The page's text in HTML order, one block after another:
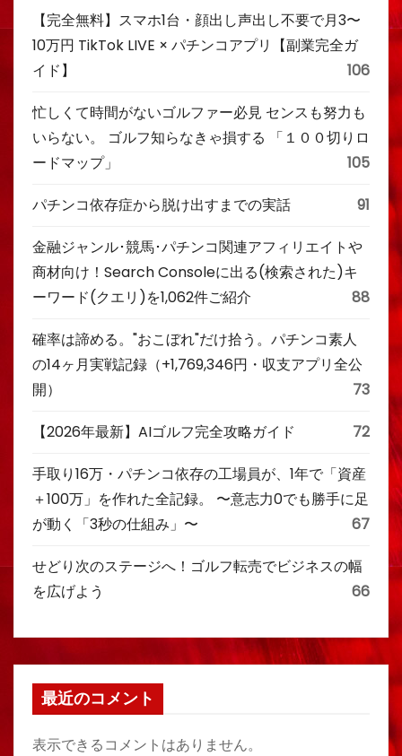
【完全無料】スマホ1台・顔出し声出し不要で月3〜
10万円 TikTok LIVE × パチンコアプリ【副業完全ガ
イド】
106
忙しくて時間がないゴルファー必見 センスも努力も
いらない。 ゴルフ知らなきゃ損する 「１００切りロ
ードマップ」
105
パチンコ依存症から脱け出すまでの実話 91
金融ジャンル･競馬･パチンコ関連アフィリエイトや
商材向け！Search Consoleに出る(検索された)キ
ーワード(クエリ)を1,062件ご紹介
88
確率は諦める。"おこぼれ"だけ拾う。パチンコ素人
の14ヶ月実戦記録（+1,769,346円・収支アプリ全公
開）
73
【2026年最新】AIゴルフ完全攻略ガイド 72
手取り16万・パチンコ依存の工場員が、1年で「資産
＋100万」を作れた全記録。 〜意志力0でも勝手に足
が動く「3秒の仕組み」〜
67
せどり次のステージへ！ゴルフ転売でビジネスの幅
を広げよう
66
最近のコメント
表示できるコメントはありません。